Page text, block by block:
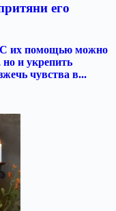
его
С их помощью можно
но и укрепить
чувства в...